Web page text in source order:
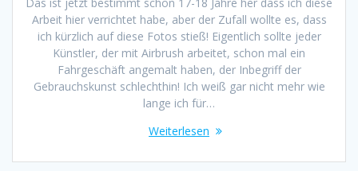
Arbeit hier verrichtet habe, aber der Zufall wollte es, dass
ich kürzlich auf diese Fotos stieß! Eigentlich sollte jeder
Künstler, der mit Airbrush arbeitet, schon mal ein
Fahrgeschäft angemalt haben, der Inbegriff der
Gebrauchskunst schlechthin! Ich weiß gar nicht mehr wie
lange ich für…
Weiterlesen